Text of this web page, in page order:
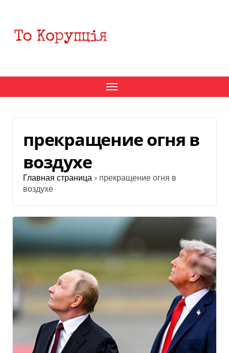
содержанию
прекращение огня в
воздухе
Главная страница » прекращение огня в
воздухе